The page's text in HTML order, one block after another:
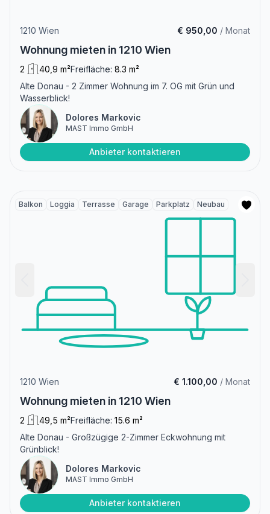
1210 Wien € 950,00 / Monat
Wohnung mieten in 1210 Wien
2 40,9 m²Freifläche: 8.3 m²
Alte Donau - 2 Zimmer Wohnung im 7. OG mit Grün und
Wasserblick!
Dolores Markovic
MAST Immo GmbH
Anbieter kontaktieren
Balkon Loggia Terrasse Garage Parkplatz Neubau
1210 Wien € 1.100,00 / Monat
Wohnung mieten in 1210 Wien
2 49,5 m²Freifläche: 15.6 m²
Alte Donau - Großzügige 2-Zimmer Eckwohnung mit
Grünblick!
Dolores Markovic
MAST Immo GmbH
Anbieter kontaktieren